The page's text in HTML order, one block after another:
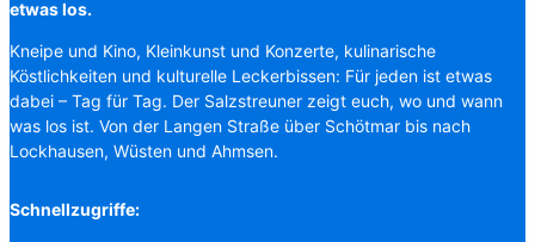
etwas los.
Kneipe und Kino, Kleinkunst und Konzerte, kulinarische
Köstlichkeiten und kulturelle Leckerbissen: Für jeden ist etwas
dabei – Tag für Tag. Der Salzstreuner zeigt euch, wo und wann
was los ist. Von der Langen Straße über Schötmar bis nach
Lockhausen, Wüsten und Ahmsen.
Schnellzugriffe: